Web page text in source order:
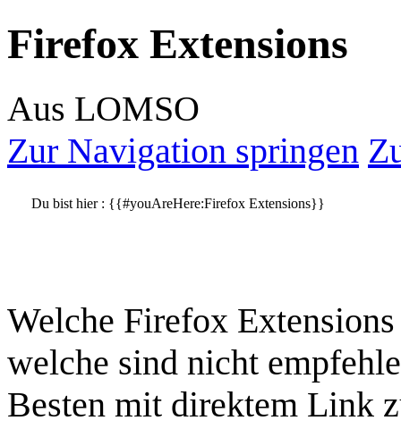
Firefox Extensions
Aus LOMSO
Zur Navigation springen
Du bist hier : {{#youAreHere:Firefox Extensions}}
Welche Firefox
welche sind nicht
Besten mit direktem Link